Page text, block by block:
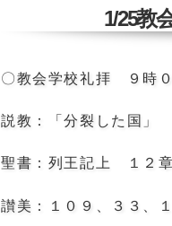
1/25教
〇教会学校礼拝 ９時
説教：「分裂した国」
聖書：列王記上 １２
讃美：１０９、３３、